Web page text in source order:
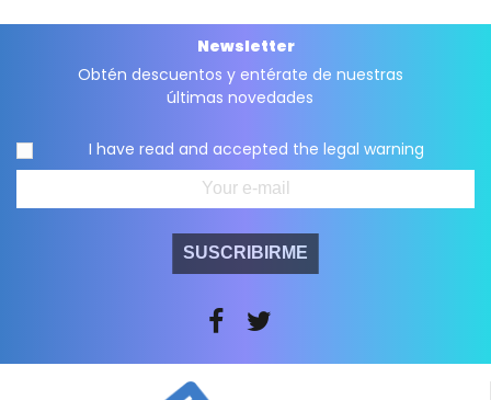
Newsletter
Obtén descuentos y entérate de nuestras
últimas novedades
I have read and accepted the legal warning
SUSCRIBIRME